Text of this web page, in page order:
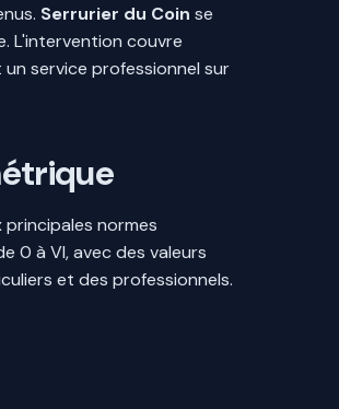
Serrurier du Coin se
L'intervention couvre
service professionnel sur
normes
0 à VI, avec des valeurs
et des professionnels.